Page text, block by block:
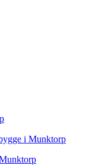
i Munktorp